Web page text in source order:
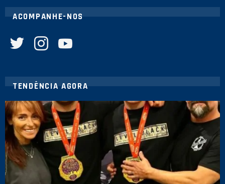
ACOMPANHE-NOS
TENDÊNCIA AGORA